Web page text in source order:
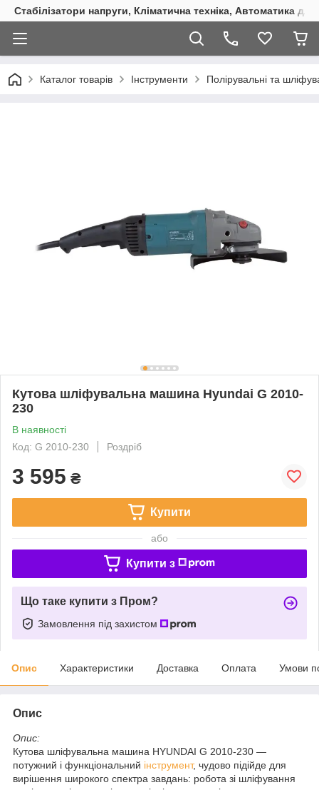
Стабілізатори напруги, Кліматична техніка, Автоматика
Каталог товарів Інструменти Полірувальні та
Кутова шліфувальна машина Hyundai G 2010-
230
В наявності
Код: G 2010-230
Роздріб
3 595 ₴
Купити
або
Купити з
Що таке купити з Пром?
Замовлення під захистом
Опис Характеристики Доставка Оплата Умови
Опис
Опис:
Кутова шліфувальна машина HYUNDAI G 2010-230 —
потужний і функціональний інструмент, чудово підійде для
вирішення широкого спектра завдань: робота зі шліфування